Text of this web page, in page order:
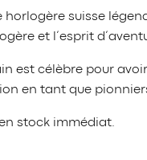
horlogère suisse
et l’esprit
est célèbre pour
en tant que
stock immédiat.